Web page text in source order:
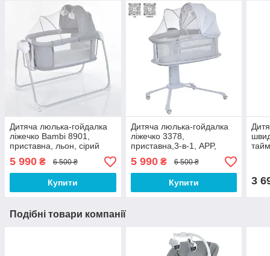
Дитяча люлька-гойдалка
ліжечко Bambi 8901,
приставна, льон, сірий
5 990 ₴ 6 500 ₴
Купити
Дитяча люлька-гойдалка
ліжечко 3378,
приставна,3-в-1, APP,
музика, USB, таймер,
москітн.сітка, сірий
5 990₴ 6 500 ₴
Купити 3
Подібні товари компанії